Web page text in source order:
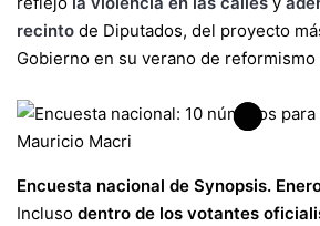
recinto de Diputados, del proyecto
Gobierno en su verano de
Encuesta nacional de Synopsis.
Incluso dentro de los votantes